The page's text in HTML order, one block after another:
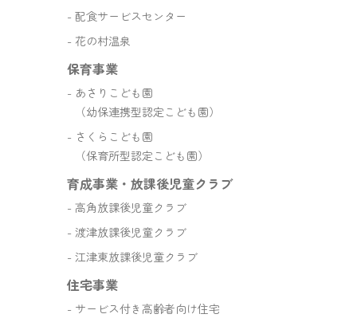
配食サービスセンター
花の村温泉
保育事業
あさりこども園
（幼保連携型認定こども園）
さくらこども園
（保育所型認定こども園）
育成事業・放課後児童クラブ
高角放課後児童クラブ
渡津放課後児童クラブ
江津東放課後児童クラブ
住宅事業
サービス付き高齢者向け住宅